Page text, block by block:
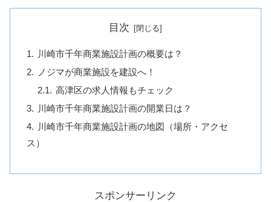
目次
川崎市千年商業施設計画の概要は？
ノジマが商業施設を建設へ！
高津区の求人情報もチェック
川崎市千年商業施設計画の開業日は？
川崎市千年商業施設計画の地図（場所・アクセ
ス）
スポンサーリンク